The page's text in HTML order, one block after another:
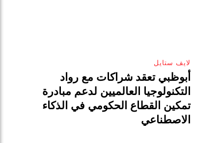
لايف ستايل
أبوظبي تعقد شراكات مع رواد
التكنولوجيا العالميين لدعم مبادرة
تمكين القطاع الحكومي في الذكاء
الاصطناعي